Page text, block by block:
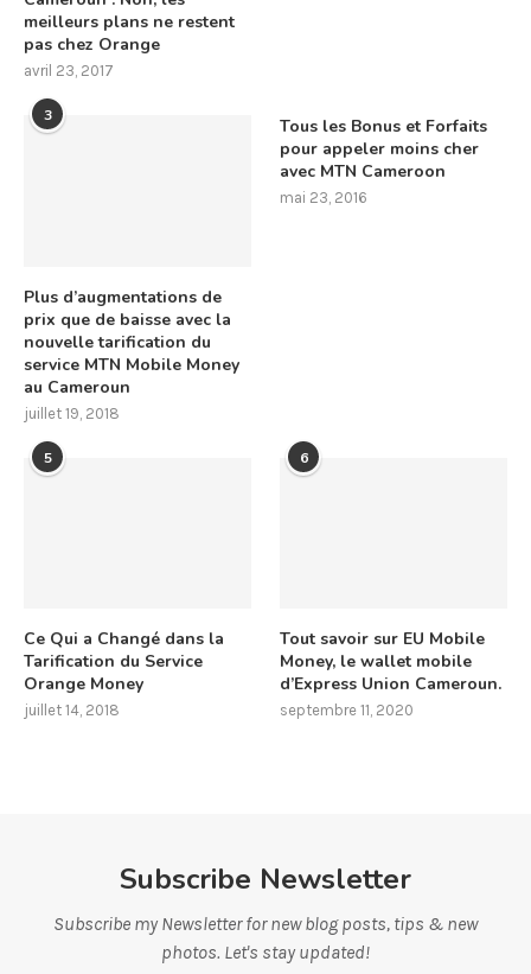
meilleurs plans ne restent
pas chez Orange
avril 23, 2017
3
Plus d’augmentations de
prix que de baisse avec la
nouvelle tarification du
service MTN Mobile Money
au Cameroun
juillet 19, 2018
Tous les Bonus et Forfaits
pour appeler moins cher
avec MTN Cameroon
mai 23, 2016
5
Ce Qui a Changé dans la
Tarification du Service
Orange Money
juillet 14, 2018
6
Tout savoir sur EU Mobile
Money, le wallet mobile
d’Express Union Cameroun.
septembre 11, 2020
Subscribe Newsletter
Subscribe my Newsletter for new blog posts, tips & new
photos. Let's stay updated!